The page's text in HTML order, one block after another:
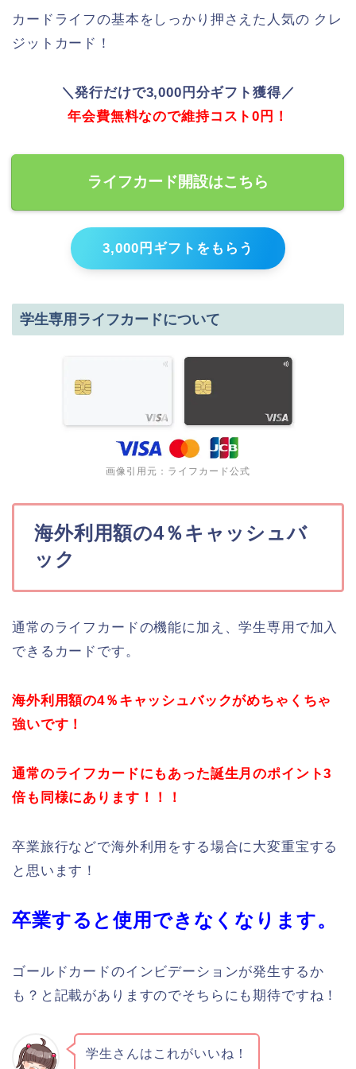
カードライフの基本をしっかり押さえた人気の クレ
ジットカード！
＼発行だけで3,000円分ギフト獲得／
年会費無料なので維持コスト0円！
ライフカード開設はこちら
3,000円ギフトをもらう
学生専用ライフカードについて
画像引用元：ライフカード公式
海外利用額の4％キャッシュバ
ック
通常のライフカードの機能に加え、学生専用で加入
できるカードです。
海外利用額の4％キャッシュバックがめちゃくちゃ
強いです！
通常のライフカードにもあった誕生月のポイント3
倍も同様にあります！！！
卒業旅行などで海外利用をする場合に大変重宝する
と思います！
卒業すると使用できなくなります。
ゴールドカードのインビデーションが発生するか
も？と記載がありますのでそちらにも期待ですね！
学生さんはこれがいいね！